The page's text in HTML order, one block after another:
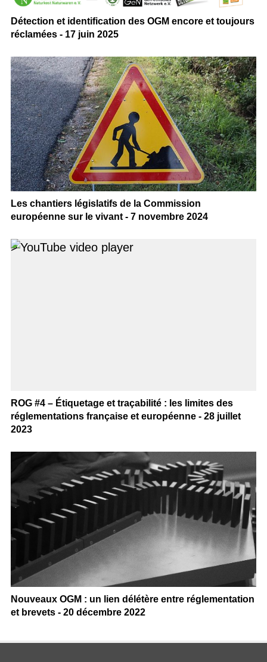
Détection et identification des OGM encore et toujours
réclamées - 17 juin 2025
Les chantiers législatifs de la Commission
européenne sur le vivant - 7 novembre 2024
>
ROG #4 – Étiquetage et traçabilité : les limites des
réglementations française et européenne - 28 juillet
2023
Nouveaux OGM : un lien délétère entre réglementation
et brevets - 20 décembre 2022